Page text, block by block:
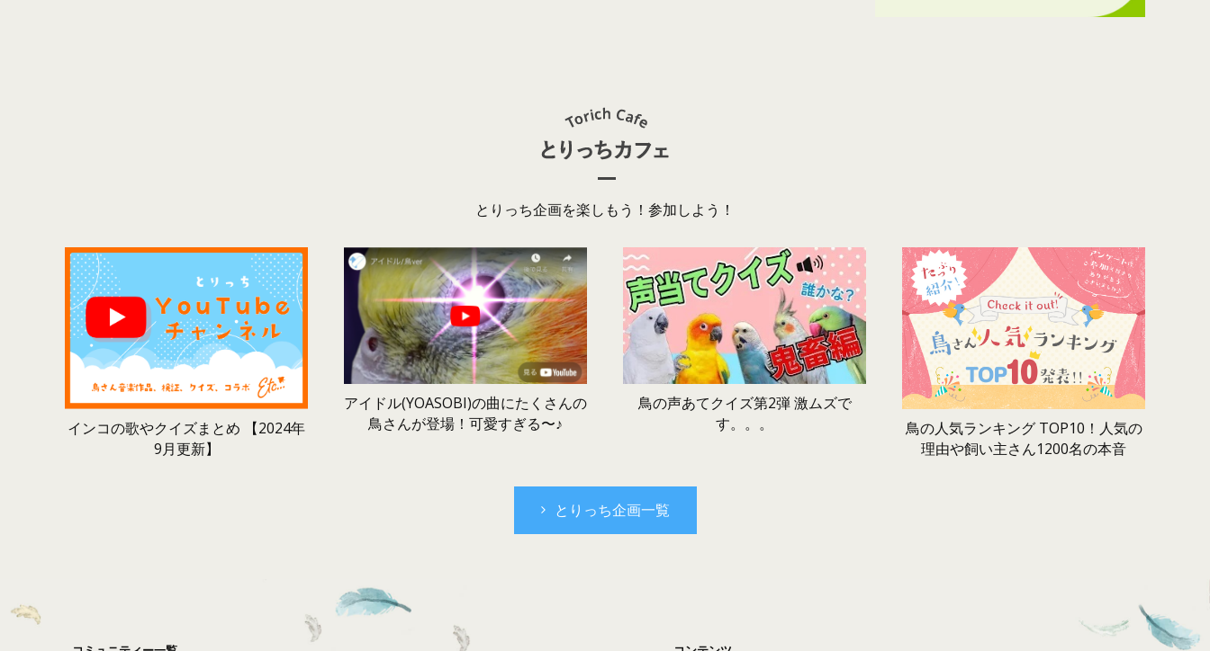
とりっち企画を楽しもう！参加しよう！
インコの歌やクイズまとめ 【2024年
9月更新】
アイドル(YOASOBI)の曲にたくさんの
鳥さんが登場！可愛すぎる〜♪
鳥の声あてクイズ第2弾 激ムズで
す。。。
鳥の人気ランキング TOP10！人気の
理由や飼い主さん1200名の本音
とりっち企画一覧